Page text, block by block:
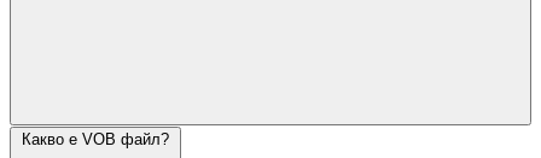
Какво е VOB файл?